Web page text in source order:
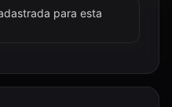
para esta